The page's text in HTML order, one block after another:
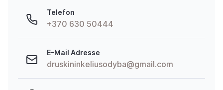
Telefon
+370 630 50444
E-Mail Adresse
druskininkeliusodyba@gmail.com